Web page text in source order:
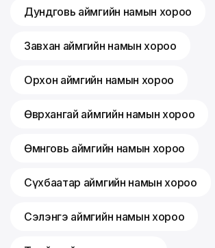
Дундговь аймгийн намын хороо
Завхан аймгийн намын хороо
Орхон аймгийн намын хороо
Өвөрхангай аймгийн намын хороо
Өмнөговь аймгийн намын хороо
Сүхбаатар аймгийн намын хороо
Сэлэнгэ аймгийн намын хороо